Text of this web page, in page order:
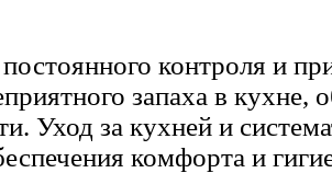
контроля и
запаха в
Уход за кухней и
комфорта и